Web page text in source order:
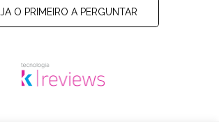
O PRIMEIRO A PERGUNTAR